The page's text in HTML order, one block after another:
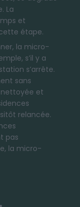
La
et
étape.
la micro-
s’il y a
s’arrête.
sans
et
relancée.
pas
la micro-